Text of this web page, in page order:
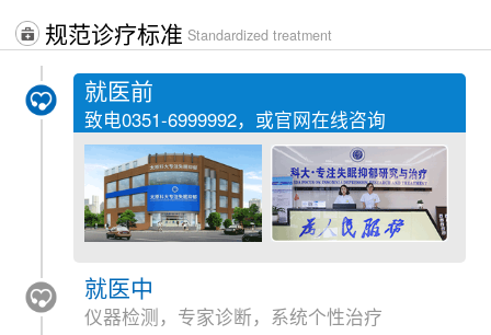
规范诊疗标准 Standardized treatment
就医前
致电0351-6999992，或官网在线咨询
就医中
仪器检测，专家诊断，系统个性治疗